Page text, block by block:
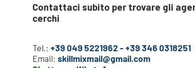
Contattaci subito per trovare gli
cerchi
Tel.: +39 049 5221962 - +39 346 0318251
Email: skillmixmail@gmail.com